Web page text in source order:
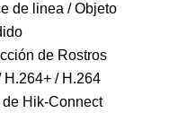
de linea / Objeto
de Rostros
H.264+ / H.264
Hik-Connect